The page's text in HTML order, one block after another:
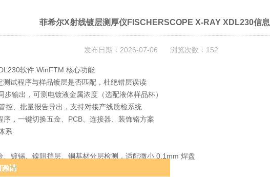
菲希尔X射线镀层测厚仪FISCHERSCOPE X-RAY XDL230信息
发布日期：2026-07-06 浏览次数：152
软件 WinFTM 核心功能
测试程序与样品镀层是否匹配，杜绝错层误读
步输出，可测电镀液金属浓度（选配液体样品杯）
控、批量报告导出，支持对接产线质检系统
序，一键切换五金、PCB、连接器、装饰铬方案
系
、镀锡、镍阻挡层、铜基材分层检测，适配微小 0.1mm 焊盘